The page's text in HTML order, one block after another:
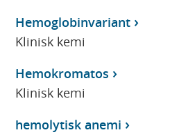
Hemoglobinvariant
Klinisk kemi
Hemokromatos
Klinisk kemi
hemolytisk anemi